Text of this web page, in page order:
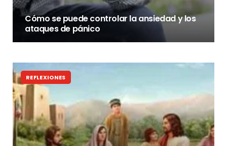
Cómo se puede controlar la ansiedad y los
ataques de pánico
REFLEXIONES